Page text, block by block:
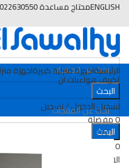
ENGLISHمحتاج مساعدة 01022630550 02
البحث
تسجيل الدخول / تسجيل
0مفضلة
قارن
0
القائمة
الرئيسيةاجهزة منزلية كبيرةاجهزة
تكييف هواءبلت ان
البحث
بيعت